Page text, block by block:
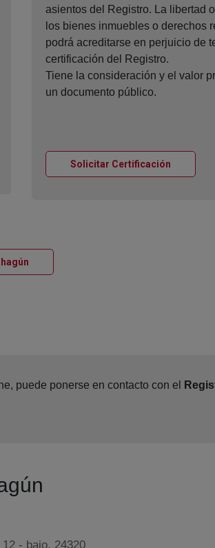
asientos del Registro. La libertad
los bienes inmuebles o derechos
podrá acreditarse en perjuicio de
certificación del Registro.
Tiene la consideración y el valor
un documento público.
Solicitar Certificación
Ventana nueva
puede ponerse en contacto con el
- bajo, 24320